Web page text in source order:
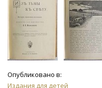
Опубликовано в:
Издания для детей